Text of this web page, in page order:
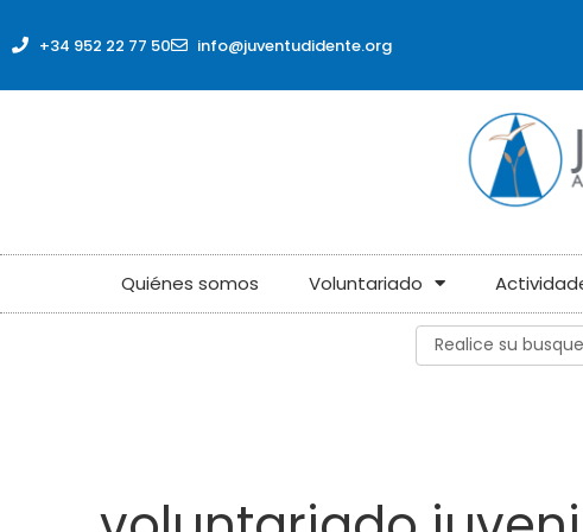
+34 952 22 77 50 info@juventudidente.org
Quiénes somos Voluntariado